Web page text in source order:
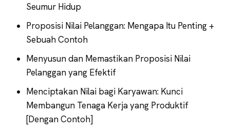
Seumur Hidup
Proposisi Nilai Pelanggan: Mengapa Itu Penting +
Sebuah Contoh
Menyusun dan Memastikan Proposisi Nilai
Pelanggan yang Efektif
Menciptakan Nilai bagi Karyawan: Kunci
Membangun Tenaga Kerja yang Produktif
[Dengan Contoh]